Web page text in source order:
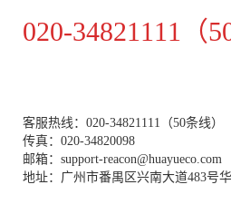
020-34821111（
客服热线：020-34821111（50条线）
传真：020-34820098
邮箱：support-reacon@huayueco.com
地址：广州市番禺区兴南大道483号